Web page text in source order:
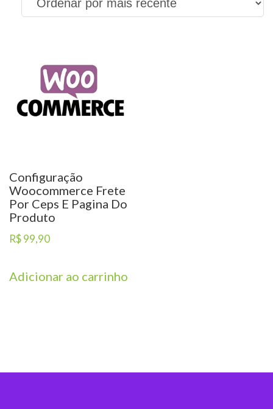
Configuração
Woocommerce Frete
Por Ceps E Pagina Do
Produto
R$99,90
Adicionar ao carrinho